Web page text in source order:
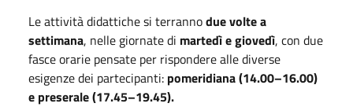
Le attività didattiche si terrannodue volte a
settimana, nelle giornate di martedì e giovedì, con due
fasce orarie pensate per rispondere alle diverse
esigenze dei partecipanti: pomeridiana (14.00–16.00)
e preserale (17.45–19.45).